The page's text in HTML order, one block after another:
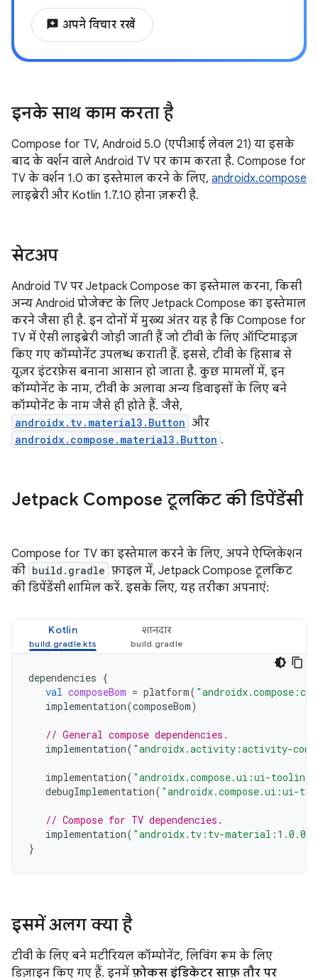
reviews अपने विचार रखें
इनके साथ काम करता है
Compose for TV, Android 5.0 (एपीआई लेवल 21) या इसके
बाद के वर्शन वाले Android TV पर काम करता है. Compose for
TV के वर्शन 1.0 का इस्तेमाल करने के लिए, androidx.compose
लाइब्रेरी और Kotlin 1.7.10 होना ज़रूरी है.
सेटअप
Android TV पर Jetpack Compose का इस्तेमाल करना, किसी
अन्य Android प्रोजेक्ट के लिए Jetpack Compose का इस्तेमाल
करने जैसा ही है. इन दोनों में मुख्य अंतर यह है कि Compose for
TV में ऐसी लाइब्रेरी जोड़ी जाती हैं जो टीवी के लिए ऑप्टिमाइज़
किए गए कॉम्पोनेंट उपलब्ध कराती हैं. इससे, टीवी के हिसाब से
यूज़र इंटरफ़ेस बनाना आसान हो जाता है. कुछ मामलों में, इन
कॉम्पोनेंट के नाम, टीवी के अलावा अन्य डिवाइसों के लिए बने
कॉम्पोनेंट के नाम जैसे ही होते हैं. जैसे,
androidx.tv.material3.Button और
androidx.compose.material3.Button .
Jetpack Compose टूलकिट की डिपेंडेंसी
Compose for TV का इस्तेमाल करने के लिए, अपने ऐप्लिकेशन
की build.gradle फ़ाइल में, Jetpack Compose टूलकिट
की डिपेंडेंसी शामिल करें. इसके लिए, यह तरीका अपनाएं:
Kotlin शानदार
dependencies {
val composeBom = platform(
implementation(composeBom)
// General compose dependencies.
implementation( "androidx.activity:activity-
implementation( "androidx.compose.ui:ui-tooling-
debugImplementation( "androidx.compose.ui:ui-
// Compose for TV dependencies.
implementation( "androidx.tv:tv-material:1.0.0"
}
इसमें अलग क्या है
टीवी के लिए बने मटीरियल कॉम्पोनेंट, लिविंग रूम के लिए
डिज़ाइन किए गए हैं. इनमें फ़ोकस इंडिकेटर साफ़ तौर पर